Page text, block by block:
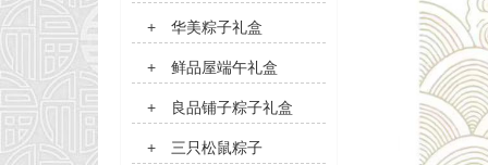
+ 华美粽子礼盒
+ 鲜品屋端午礼盒
+ 良品铺子粽子礼盒
+ 三只松鼠粽子